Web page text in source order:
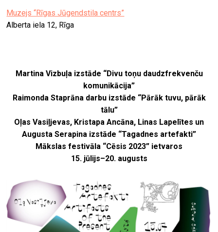
Muzejs “Rīgas Jūgendstila centrs”
Alberta iela 12, Rīga
Martina Vizbuļa izstāde “Divu toņu daudzfrekvenču
komunikācija”
Raimonda Staprāna darbu izstāde “Pārāk tuvu, pārāk
tālu”
Oļas Vasiļjevas, Kristapa Ancāna, Linas Lapelītes un
Augusta Serapina izstāde “Tagadnes artefakti”
Mākslas festivāla “Cēsis 2023” ietvaros
15. jūlijs–20. augusts